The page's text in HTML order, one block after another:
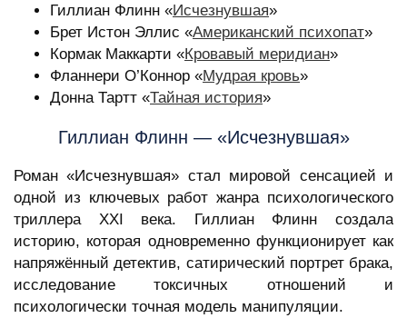
Гиллиан Флинн «Исчезнувшая»
Брет Истон Эллис «Американский психопат»
Кормак Маккарти «Кровавый меридиан»
Фланнери О’Коннор «Мудрая кровь»
Донна Тартт «Тайная история»
Гиллиан Флинн — «Исчезнувшая»
Роман «Исчезнувшая» стал мировой сенсацией и
одной из ключевых работ жанра психологического
триллера XXI века. Гиллиан Флинн создала
историю, которая одновременно функционирует как
напряжённый детектив, сатирический портрет брака,
исследование токсичных отношений и
психологически точная модель манипуляции.